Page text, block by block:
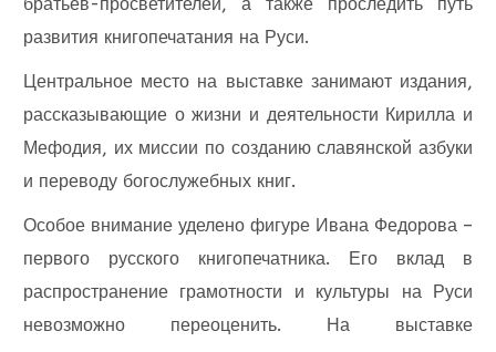
развития книгопечатания на Руси.
Центральное место на выставке занимают издания,
рассказывающие о жизни и деятельности Кирилла и
Мефодия, их миссии по созданию славянской азбуки
и переводу богослужебных книг.
Особое внимание уделено фигуре Ивана Федорова –
первого русского книгопечатника. Его вклад в
распространение грамотности и культуры на Руси
невозможно переоценить. На выставке